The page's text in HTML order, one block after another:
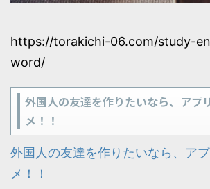
https://torakichi-06.com/study-
word/
外国人の友達を作りたいなら、アプ
メ！！
外国人の友達を作りたいなら、ア
メ！！